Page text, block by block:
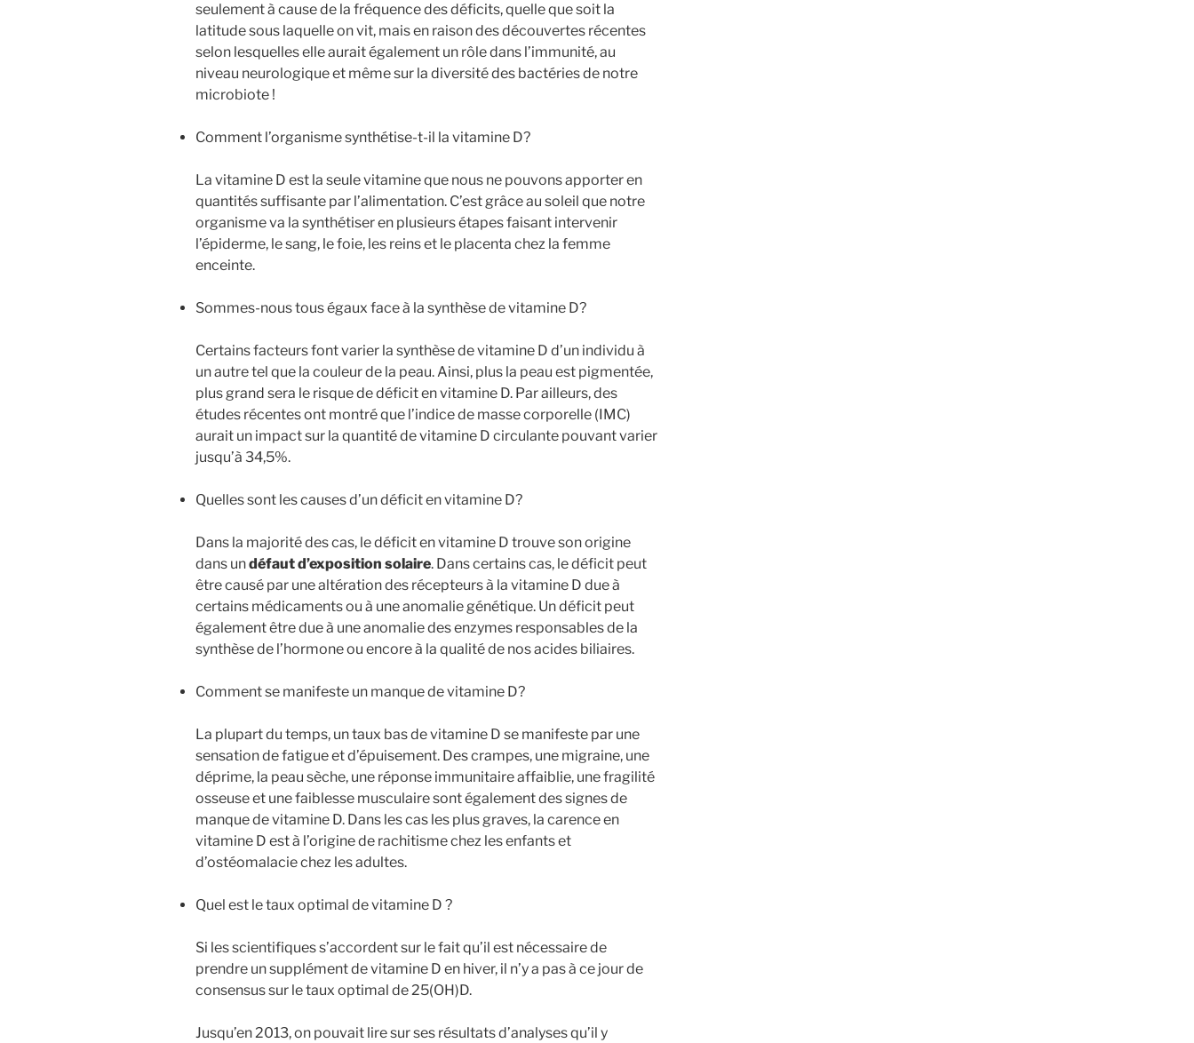
seulement à cause de la fréquence des déficits, quelle que soit la
latitude sous laquelle on vit, mais en raison des découvertes récentes
selon lesquelles elle aurait également un rôle dans l’immunité, au
niveau neurologique et même sur la diversité des bactéries de notre
microbiote !
Comment l’organisme synthétise-t-il la vitamine D?
La vitamine D est la seule vitamine que nous ne pouvons apporter en
quantités suffisante par l’alimentation. C’est grâce au soleil que notre
organisme va la synthétiser en plusieurs étapes faisant intervenir
l’épiderme, le sang, le foie, les reins et le placenta chez la femme
enceinte.
Sommes-nous tous égaux face à la synthèse de vitamine D?
Certains facteurs font varier la synthèse de vitamine D d’un individu à
un autre tel que la couleur de la peau. Ainsi, plus la peau est pigmentée,
plus grand sera le risque de déficit en vitamine D. Par ailleurs, des
études récentes ont montré que l’indice de masse corporelle (IMC)
aurait un impact sur la quantité de vitamine D circulante pouvant varier
jusqu’à 34,5%.
Quelles sont les causes d’un déficit en vitamine D?
Dans la majorité des cas, le déficit en vitamine D trouve son origine
dans undéfaut d’exposition solaire. Dans certains cas, le déficit peut
être causé par une altération des récepteurs à la vitamine D due à
certains médicaments ou à une anomalie génétique. Un déficit peut
également être due à une anomalie des enzymes responsables de la
synthèse de l’hormone ou encore à la qualité de nos acides biliaires.
Comment se manifeste un manque de vitamine D?
La plupart du temps, un taux bas de vitamine D se manifeste par une
sensation de fatigue et d’épuisement. Des crampes, une migraine, une
déprime, la peau sèche, une réponse immunitaire affaiblie, une fragilité
osseuse et une faiblesse musculaire sont également des signes de
manque de vitamine D. Dans les cas les plus graves, la carence en
vitamine D est à l’origine de rachitisme chez les enfants et
d’ostéomalacie chez les adultes.
Quel est le taux optimal de vitamine D ?
Si les scientifiques s’accordent sur le fait qu’il est nécessaire de
prendre un supplément de vitamine D en hiver, il n’y a pas à ce jour de
consensus sur le taux optimal de 25(OH)D.
Jusqu’en 2013, on pouvait lire sur ses résultats d’analyses qu’il y